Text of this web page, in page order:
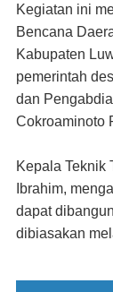
Kegiatan ini
Bencana
Kabupaten
pemerintah
dan
Cokroaminoto
Kepala Teknik
Ibrahim,
dapat
dibiasakan